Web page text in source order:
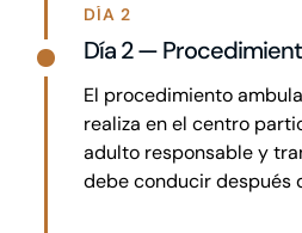
DÍA 2
Día 2 —
El procedimiento
realiza en el centro
adulto responsable y
debe conducir después